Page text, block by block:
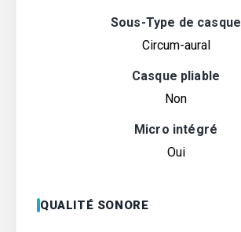
Sous-Type de casque
Circum-aural
Casque pliable
Non
Micro intégré
Oui
QUALITÉ SONORE